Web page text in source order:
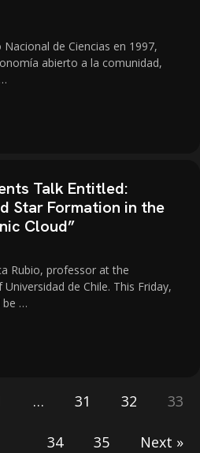
de Ciencias en 1997,
abierto a la comunidad,
Talk Entitled:
Star Formation in the
Cloud”
Rubio, professor at the
de Chile. This Friday,
be …
… 31 32 33
34 35 Next »